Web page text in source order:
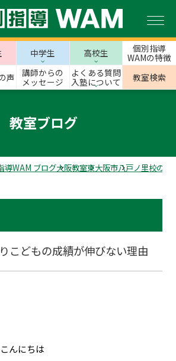
中学生 高校生
個別指導
WAMの特徴
声
講師からの
メッセージ
よくある質問
入塾について
教室検索
教室ブログ
導WAM ブログ大阪教室東大阪市八戸ノ里校のス
こどもの成績が伸びない理由
んにちは